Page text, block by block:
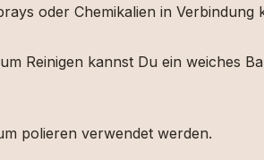
oder Chemikalien in Verbindung
Reinigen kannst Du ein weiches
polieren verwendet werden.